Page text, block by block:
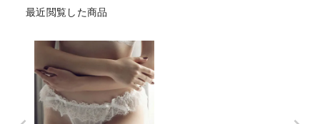
最近閲覧した商品